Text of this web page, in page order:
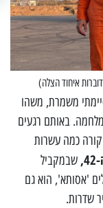
איחוד הצלה)
בדיוק סיימתי משמרת, משהו
המלחמה. באותם רגעים
כמה עשרות
שבמקביל
'אסותא', הוא גם
שדרות.